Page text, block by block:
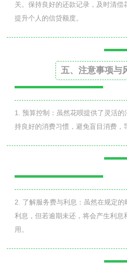
关。保持良好的还款记录，及时清偿
提升个人的信贷额度。
五、注意事项与
1. 预算控制：虽然花呗提供了灵活
持良好的消费习惯，避免盲目消费，
2. 了解服务费与利息：虽然在规定
利息，但若逾期未还，将会产生利息
用。